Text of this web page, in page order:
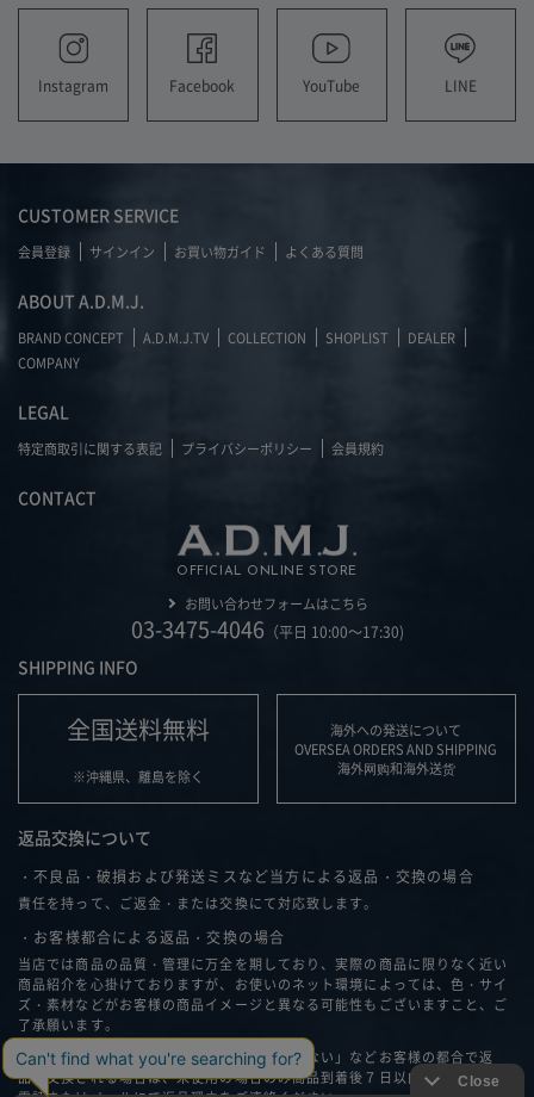
Instagram Facebook YouTube LINE
CUSTOMER SERVICE
会員登録 サインイン お買い物ガイド よくある質問
ABOUT A.D.M.J.
BRAND CONCEPT A.D.M.J.TV COLLECTION SHOPLIST
DEALER
COMPANY
LEGAL
特定商取引に関する表記 プライバシーポリシー 会員規約
CONTACT
OFFICIAL ONLINE STORE
お問い合わせフォームはこちら
03-3475-4046 （平日 10:00～17:30)
SHIPPING INFO
全国送料無料
※沖縄県、離島を除く
海外への発送について
OVERSEA ORDERS AND SHIPPING
海外网购和海外送货
返品交換について
・不良品・破損および発送ミスなど当方による返品・交換の場合
責任を持って、ご返金・または交換にて対応致します。
・お客様都合による返品・交換の場合
当店では商品の品質・管理に万全を期しており、実際の商品に限りなく近い
商品紹介を心掛けておりますが、お使いのネット環境によっては、色・サイ
ズ・素材などがお客様の商品イメージと異なる可能性もございますこと、ご
了承願います。
「思ったイメージと違う」、「サイズが合わない」などお客様の都合で返
品・交換される場合は、未使用の場合のみ商品到着後７日以内に弊社へ、お